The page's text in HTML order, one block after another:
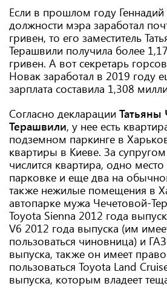
Если в прошлом году Геннадий
должности мэра заработал
гривен, то его заместитель
Терашвили получила более
гривен. А вот секретарь
Новак заработал в 2019 году
зарплата составила 1,308
Согласно декларации Татьяны
Терашвили, у нее есть
подземном паркинге в
квартиры в Киеве. За
числится квартира, одно
парковке и еще два на
также нежилые помещения в
автопарке мужа Чечетовой-
Toyota Sienna 2012 года
V6 2012 года выпуска (им
пользоваться чиновница) и
выпуска, также он имеет право
пользоваться Toyota Land
выпуска, которым владеет